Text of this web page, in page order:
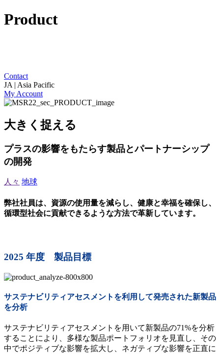
Product
Contact
JA | Asia Pacific
My Account
大きく捉える
プラスの影響をもたらす製品とパートナーシップ
の開発
人々 地球
弊社社員は、資源の使用量を減らし、健康と幸福を確保し、
循環型社会に貢献できるような方法で革新しています。
2025 年度 製品目標
サステナビリティアセスメントを利用して発売された新製品
を分析
サステナビリティアセスメントを用いて新製品の71%を分析
することにより、多様な製品ポートフォリオを見直し、その
中でポジティブな影響を拡大し、ネガティブな影響を正直に